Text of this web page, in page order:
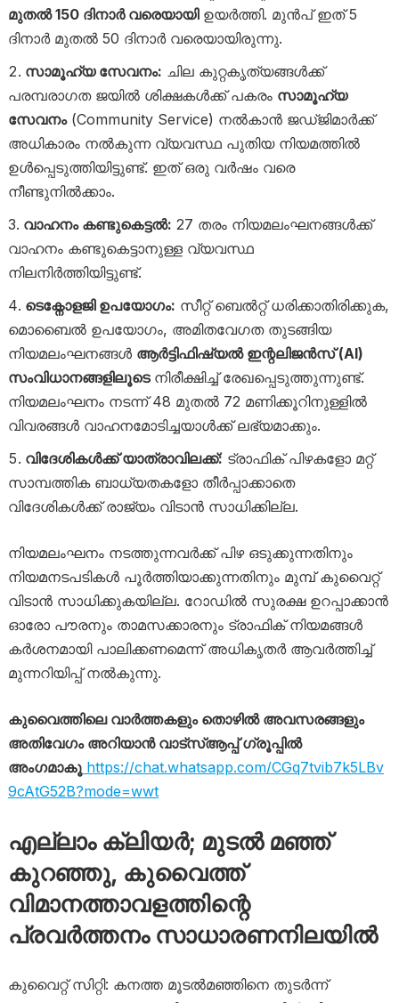
മുതൽ 150 ദിനാർ വരെയായിഉയർത്തി. മുൻപ് ഇത് 5
ദിനാർ മുതൽ 50 ദിനാർ വരെയായിരുന്നു.
സാമൂഹ്യ സേവനം: ചില കുറ്റകൃത്യങ്ങൾക്ക്
പരമ്പരാഗത ജയിൽ ശിക്ഷകൾക്ക് പകരം സാമൂഹ്യ
സേവനം(Community Service) നൽകാൻ ജഡ്ജിമാർക്ക്
അധികാരം നൽകുന്ന വ്യവസ്ഥ പുതിയ നിയമത്തിൽ
ഉൾപ്പെടുത്തിയിട്ടുണ്ട്. ഇത് ഒരു വർഷം വരെ
നീണ്ടുനിൽക്കാം.
വാഹനം കണ്ടുകെട്ടൽ: 27 തരം നിയമലംഘനങ്ങൾക്ക്
വാഹനം കണ്ടുകെട്ടാനുള്ള വ്യവസ്ഥ
നിലനിർത്തിയിട്ടുണ്ട്.
ടെക്നോളജി ഉപയോഗം: സീറ്റ് ബെൽറ്റ് ധരിക്കാതിരിക്കുക,
മൊബൈൽ ഉപയോഗം, അമിതവേഗത തുടങ്ങിയ
നിയമലംഘനങ്ങൾ ആർട്ടിഫിഷ്യൽ ഇന്റലിജൻസ് (AI)
സംവിധാനങ്ങളിലൂടെനിരീക്ഷിച്ച് രേഖപ്പെടുത്തുന്നുണ്ട്.
നിയമലംഘനം നടന്ന് 48 മുതൽ 72 മണിക്കൂറിനുള്ളിൽ
വിവരങ്ങൾ വാഹനമോടിച്ചയാൾക്ക് ലഭ്യമാക്കും.
വിദേശികൾക്ക് യാത്രാവിലക്ക്: ട്രാഫിക് പിഴകളോ മറ്റ്
സാമ്പത്തിക ബാധ്യതകളോ തീർപ്പാക്കാതെ
വിദേശികൾക്ക് രാജ്യം വിടാൻ സാധിക്കില്ല.
നിയമലംഘനം നടത്തുന്നവർക്ക് പിഴ ഒടുക്കുന്നതിനും
നിയമനടപടികൾ പൂർത്തിയാക്കുന്നതിനും മുമ്പ് കുവൈറ്റ്
വിടാൻ സാധിക്കുകയില്ല. റോഡിൽ സുരക്ഷ ഉറപ്പാക്കാൻ
ഓരോ പൗരനും താമസക്കാരനും ട്രാഫിക് നിയമങ്ങൾ
കർശനമായി പാലിക്കണമെന്ന് അധികൃതർ ആവർത്തിച്ച്
മുന്നറിയിപ്പ് നൽകുന്നു.
കുവൈത്തിലെ വാർത്തകളും തൊഴിൽ അവസരങ്ങളും
അതിവേഗം അറിയാൻ വാട്സ്ആപ്പ് ഗ്രൂപ്പിൽ
അംഗമാകൂhttps://chat.whatsapp.com/CGq7tvib7k5LBv
9cAtG52B?mode=wwt
എല്ലാം ക്ലിയർ; മുടൽ മഞ്ഞ്
കുറഞ്ഞു, കുവൈത്ത്
വിമാനത്താവളത്തിന്റെ
പ്രവർത്തനം സാധാരണനിലയിൽ
കുവൈറ്റ് സിറ്റി: കനത്ത മൂടൽമഞ്ഞിനെ തുടർന്ന്